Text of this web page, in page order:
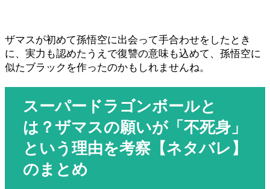
ザマスが初めて孫悟空に出会って手合わせをしたとき
に、実力も認めたうえで復讐の意味も込めて、孫悟空に
似たブラックを作ったのかもしれませんね。
スーパードラゴンボールと
は？ザマスの願いが「不死身」
という理由を考察【ネタバレ】
のまとめ